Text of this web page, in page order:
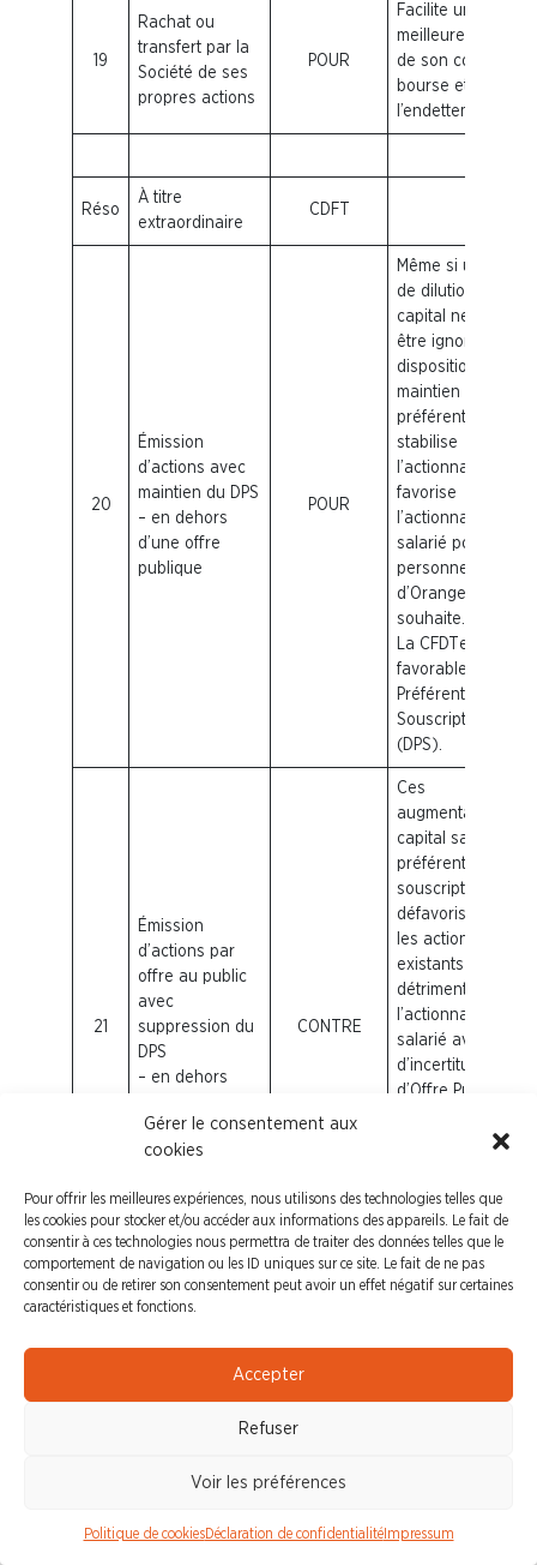
Gérer le consentement aux
cookies
Pour offrir les meilleures expériences, nous utilisons des technologies telles que
les cookies pour stocker et/ou accéder aux informations des appareils. Le fait de
consentir à ces technologies nous permettra de traiter des données telles que le
comportement de navigation ou les ID uniques sur ce site. Le fait de ne pas
consentir ou de retirer son consentement peut avoir un effet négatif sur certaines
caractéristiques et fonctions.
Accepter
Refuser
Voir les préférences
Politique de cookiesDéclaration de confidentialitéImpressum
19
Rachat ou
transfert par la
Société de ses
propres actions
POUR
Facilite une
meilleure gestion
de son cours de
bourse et limite
l’endettement
Réso
À titre
extraordinaire
CDFT
20
Émission
d’actions avec
maintien du DPS
– en dehors
d’une offre
publique
POUR
Même si un risque
de dilution du
capital ne peut
être ignoré, cette
disposition de
maintien du « droit
préférentiel »
stabilise
l’actionnariat et
favorise
l’actionnariat
salarié pour le
personnel
d’Orange qui le
souhaite.
La CFDT est
favorable au Droit
Préférentiel de
Souscription
(DPS).
21
Émission
d’actions par
offre au public
avec
suppression du
DPS
– en dehors
publique
CONTRE
Ces
augmentations de
capital sans droit
préférentiel de
souscription (DPS)
défavorisent tous
les actionnaires
existants au
détriment de
l’actionnariat
salarié avec plus
d’incertitude lors
d’Offre Publique
marché, il convient
d’être prudent sur
la composition du
capital.
Émission des
suppression du
d’une période